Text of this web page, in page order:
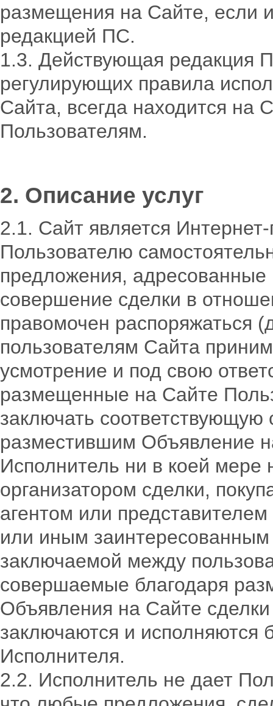
размещения на Сайте, если
редакцией ПС.
1.3. Действующая редакция
регулирующих правила
Сайта, всегда находится на
Пользователям.
2. Описание услуг
2.1. Сайт является
Пользователю
предложения, адресованные
совершение сделки в
правомочен распоряжаться
пользователям Сайта
усмотрение и под свою
размещенные на Сайте
заключать соответствующую
разместившим Объявление
Исполнитель ни в коей мере
организатором сделки,
агентом или
или иным
заключаемой между
совершаемые благодаря
Объявления на Сайте
заключаются и исполняются
Исполнителя.
2.2. Исполнитель не дает